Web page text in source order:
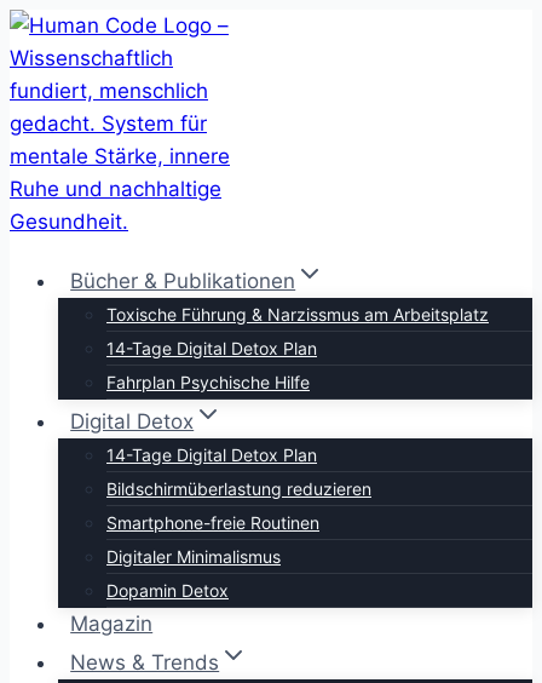
Zum
Inhalt
springen
Bücher & Publikationen
Toxische Führung & Narzissmus am Arbeitsplatz
14-Tage Digital Detox Plan
Fahrplan Psychische Hilfe
Digital Detox
14-Tage Digital Detox Plan
Bildschirmüberlastung reduzieren
Smartphone-freie Routinen
Digitaler Minimalismus
Dopamin Detox
Magazin
News & Trends